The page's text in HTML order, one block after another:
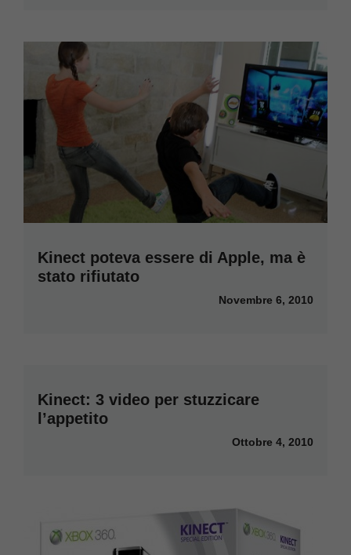
Kinect poteva essere di Apple, ma è
stato rifiutato
Novembre 6, 2010
Kinect: 3 video per stuzzicare
l’appetito
Ottobre 4, 2010